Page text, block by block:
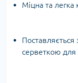
Міцна та легка
Поставляється
серветкою